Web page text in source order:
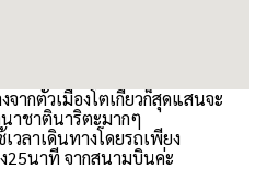
จากตัวเมืองโตเกียวก็สุดแสนจะ
าชาตินาริตะมากๆ
วลาเดินทางโดยรถเพียง
25นาที จากสนามบินค่ะ